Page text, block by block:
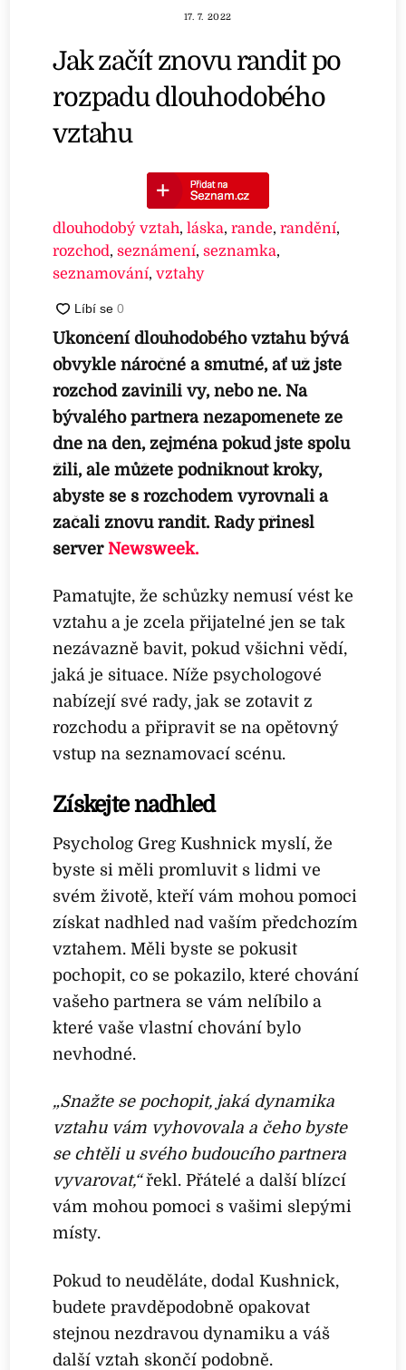
17. 7. 2022
Jak začít znovu randit po
rozpadu dlouhodobého
vztahu
dlouhodobý vztah,láska,rande,randění,
rozchod,seznámení,seznamka,
seznamování,vztahy
Ukončení dlouhodobého vztahu bývá
obvykle náročné a smutné, ať už jste
rozchod zavinili vy, nebo ne. Na
bývalého partnera nezapomenete ze
dne na den, zejména pokud jste spolu
žili, ale můžete podniknout kroky,
abyste se s rozchodem vyrovnali a
začali znovu randit. Rady přinesl
serverNewsweek.
Pamatujte, že schůzky nemusí vést ke
vztahu a je zcela přijatelné jen se tak
nezávazně bavit, pokud všichni vědí,
jaká je situace. Níže psychologové
nabízejí své rady, jak se zotavit z
rozchodu a připravit se na opětovný
vstup na seznamovací scénu.
Získejte nadhled
Psycholog Greg Kushnick myslí, že
byste si měli promluvit s lidmi ve
svém životě, kteří vám mohou pomoci
získat nadhled nad vaším předchozím
vztahem. Měli byste se pokusit
pochopit, co se pokazilo, které chování
vašeho partnera se vám nelíbilo a
které vaše vlastní chování bylo
nevhodné.
„Snažte se pochopit, jaká dynamika
vztahu vám vyhovovala a čeho byste
se chtěli u svého budoucího partnera
vyvarovat,“řekl. Přátelé a další blízcí
vám mohou pomoci s vašimi slepými
místy.
Pokud to neuděláte, dodal Kushnick,
budete pravděpodobně opakovat
stejnou nezdravou dynamiku a váš
další vztah skončí podobně.